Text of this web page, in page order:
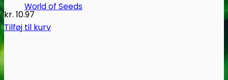
World of Seeds
kr. 10.97
Tilføj til kurv